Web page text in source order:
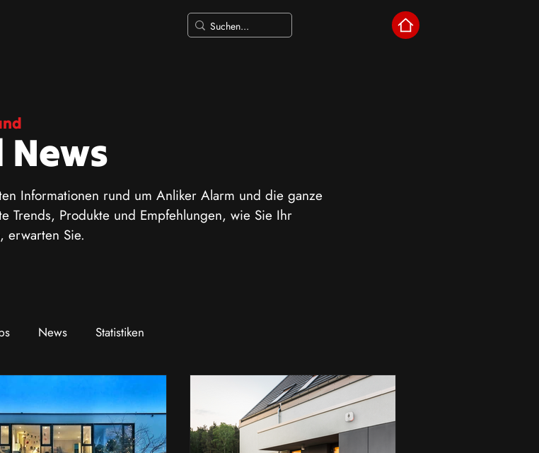
News
Informationen rund um Anliker Alarm und die ganze
Trends, Produkte und Empfehlungen, wie Sie Ihr
erwarten Sie.
News Statistiken